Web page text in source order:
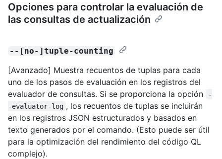
Opciones para controlar la evaluación de
las consultas de actualización
--[no-]tuple-counting
[Avanzado] Muestra recuentos de tuplas para cada
uno de los pasos de evaluación en los registros del
evaluador de consultas. Si se proporciona la opción
-
-evaluator-log , los recuentos de tuplas se incluirán
en los registros JSON estructurados y basados en
texto generados por el comando. (Esto puede ser útil
para la optimización del rendimiento del código QL
complejo).